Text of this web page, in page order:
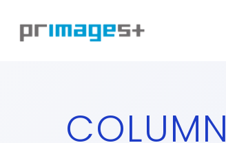
COLUMN